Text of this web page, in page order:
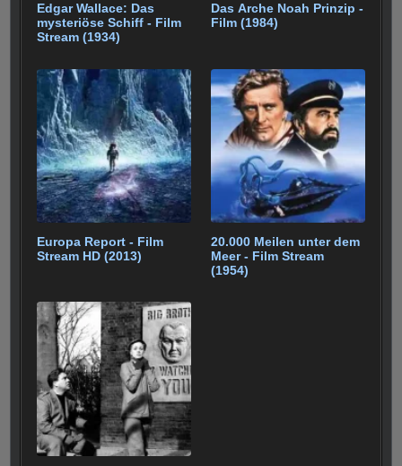
Edgar Wallace: Das
mysteriöse Schiff - Film
Stream (1934)
Das Arche Noah Prinzip -
Film (1984)
Europa Report - Film
Stream HD (2013)
20.000 Meilen unter dem
Meer - Film Stream
(1954)